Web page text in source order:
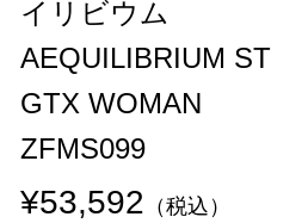
イリビウム
AEQUILIBRIUM ST
GTX WOMAN
ZFMS099
¥53,592 （税込）